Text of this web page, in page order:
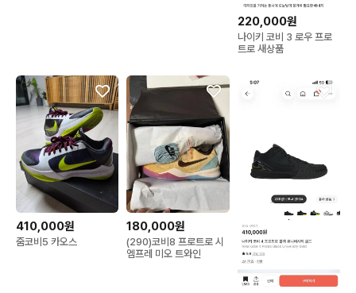
220,000원
나이키 코비 3 로우 프로
트로 새상품
410,000원
줌코비5 카오스
180,000원
(290)코비8 프로트로 시
엠프레 미오 트와인